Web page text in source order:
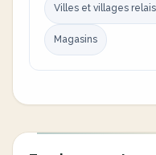
Villes et villages relais
Magasins